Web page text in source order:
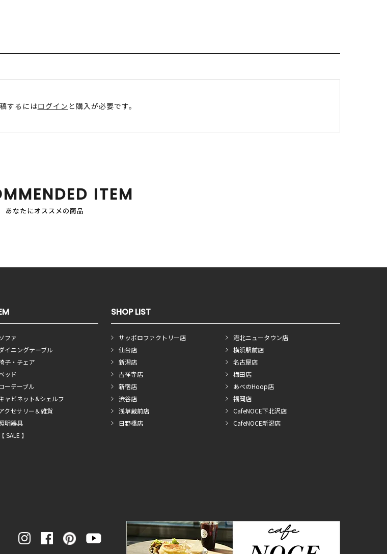
するにはログイン と購入が必要です。
ITEM
あなたにオススメの商品
ファ
イニングテーブル
子・チェア
ッド
ーテーブル
ャビネット&シェルフ
クセサリー＆雑貨
明器具
【 SALE 】
SHOP LIST
サッポロファクトリー店
仙台店
新潟店
吉祥寺店
新宿店
渋谷店
浅草蔵前店
日野橋店
港北ニュータウン店
横浜駅前店
名古屋店
梅田店
あべのHoop店
福岡店
CafeNOCE下北沢店
CafeNOCE新潟店